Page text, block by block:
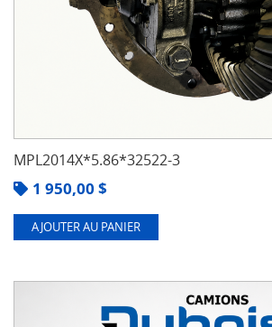
MPL2014X*5.86*32522-3
1 950,00 $
AJOUTER AU PANIER